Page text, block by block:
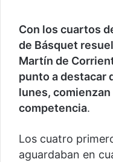
Con los cuartos
de Básquet
Martín de
punto a destacar
lunes,
competencia.
Los cuatro
aguardaban en